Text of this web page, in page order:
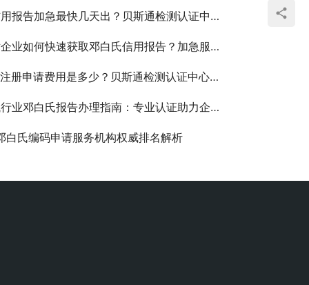
告加急最快几天出？贝斯通检测认证中心专业解答
业如何快速获取邓白氏信用报告？加急服务详解
册申请费用是多少？贝斯通检测认证中心为您解答
邓白氏报告办理指南：专业认证助力企业全球布局
白氏编码申请服务机构权威排名解析